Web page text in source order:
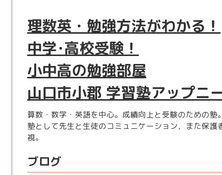
理数英・勉強方法がわかる！
中学･高校受験！
小中高の勉強部屋
山口市小郡 学習塾アップニ
算数・数学・英語を中心。成績向上と受験のための塾
塾として先生と生徒のコミュニケーション，また保護
視。
ブログ